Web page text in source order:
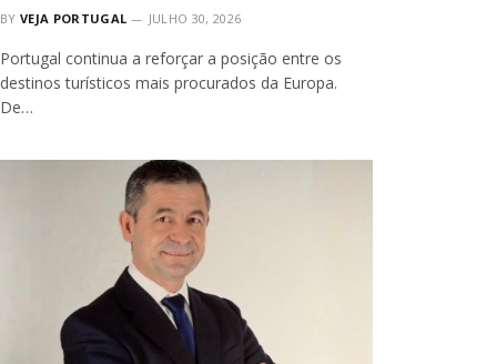
BY VEJA PORTUGAL JULHO 30, 2026
Portugal continua a reforçar a posição entre os
destinos turísticos mais procurados da Europa.
De…